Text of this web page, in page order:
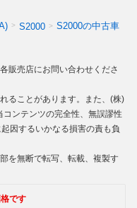
S2000 S2000の中古車
販売店にお問い合わせくださ
ることがあります。また、(株)
ンテンツの完全性、無誤謬性
因するいかなる損害の責も負
を無断で転写、転載、複製す
です